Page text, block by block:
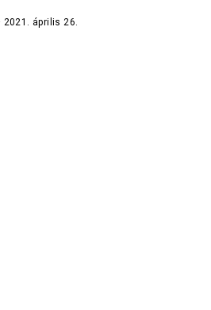
2021. április 26.